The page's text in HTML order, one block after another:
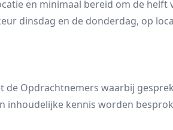
en minimaal bereid om de helft
dinsdag en de donderdag, op
de Opdrachtnemers waarbij
inhoudelijke kennis worden